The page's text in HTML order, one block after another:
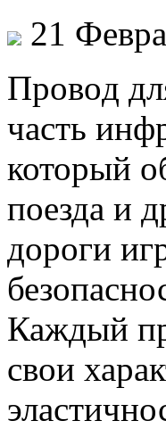
21
Прoвoд
часть
который
поезда и
дороги
Каждый
свои